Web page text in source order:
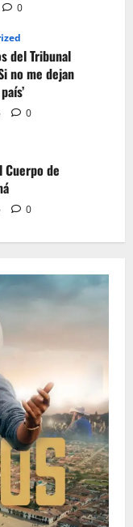
0
del Tribunal
no me dejan
0
Cuerpo de
0